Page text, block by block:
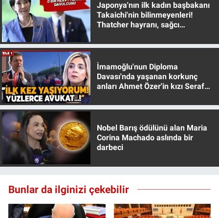
Japonya'nın ilk kadın başbakanı
Takaichi'nin bilinmeyenleri!
Thatcher hayranı, sağcı
İmamoğlu'nun Diploma
Davası'nda yaşanan korkunç
anları Ahmet Özer'in kızı Seraf
Nobel Barış ödülünü alan Maria
Corina Machado aslında bir
darbeci
Bunlar da ilginizi çekebilir
Yerel Yaşam
Canlı Yayın